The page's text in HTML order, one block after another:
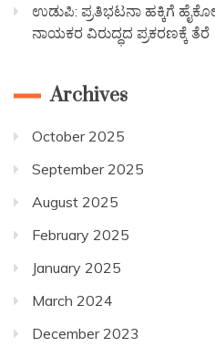
ಉಡುಪಿ: ಪ್ರತಿಭಟನಾ ಹಕ್ಕಿಗೆ
ನಾಯಕರ ವಿರುದ್ಧದ ಪ್ರಕರಣಕ್ಕೆ ತೆರೆ
Archives
October 2025
September 2025
August 2025
February 2025
January 2025
March 2024
December 2023